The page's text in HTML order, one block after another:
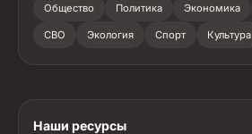
Общество Политика Экономика
СВО Экология Спорт Культура
Наши ресурсы